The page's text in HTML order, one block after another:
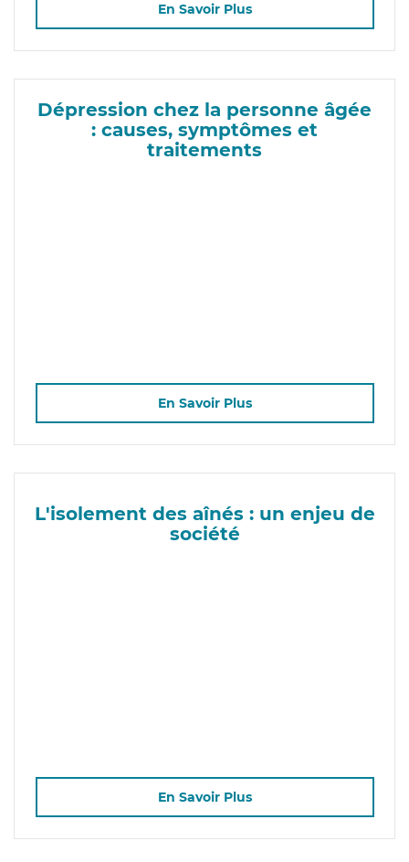
En Savoir Plus
Dépression chez la personne âgée
: causes, symptômes et
traitements
En Savoir Plus
L'isolement des aînés : un enjeu de
société
En Savoir Plus